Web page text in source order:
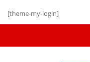
[theme-my-login]